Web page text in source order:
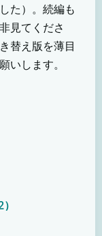
た）。続編も
見てくださ
替え版を薄目
いします。